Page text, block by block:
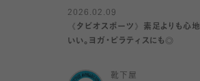
2026.02.09
《タビオスポーツ》素足よりも心地
いい。ヨガ・ピラティスにも◎
靴下屋